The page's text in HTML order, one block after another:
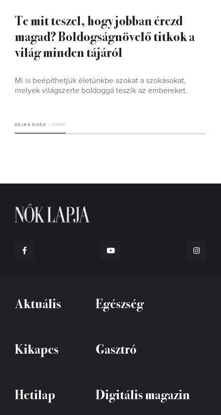
Te mit teszel, hogy jobban érezd
magad? Boldogságnövelő titkok a
világ minden tájáról
Mi is beépíthetjük életünkbe azokat a szokásokat,
melyek világszerte boldoggá teszik az embereket.
RAJNA NÓRA 5 PERC
Aktuális Egészség
Kikapcs Gasztró
Hetilap Digitális magazin